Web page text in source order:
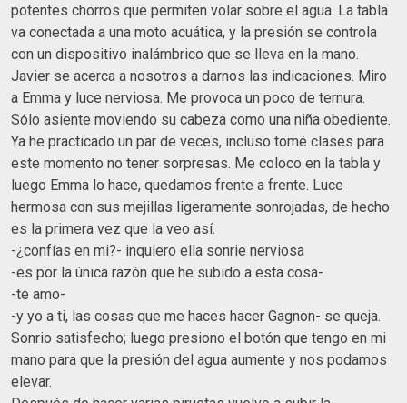
potentes chorros que permiten volar sobre el agua. La tabla
va conectada a una moto acuática, y la presión se controla
con un dispositivo inalámbrico que se lleva en la mano.
Javier se acerca a nosotros a darnos las indicaciones. Miro
a Emma y luce nerviosa. Me provoca un poco de ternura.
Sólo asiente moviendo su cabeza como una niña obediente.
Ya he practicado un par de veces, incluso tomé clases para
este momento no tener sorpresas. Me coloco en la tabla y
luego Emma lo hace, quedamos frente a frente. Luce
hermosa con sus mejillas ligeramente sonrojadas, de hecho
es la primera vez que la veo así.
-¿confías en mi?- inquiero ella sonrie nerviosa
-es por la única razón que he subido a esta cosa-
-te amo-
-y yo a ti, las cosas que me haces hacer Gagnon- se queja.
Sonrio satisfecho; luego presiono el botón que tengo en mi
mano para que la presión del agua aumente y nos podamos
elevar.